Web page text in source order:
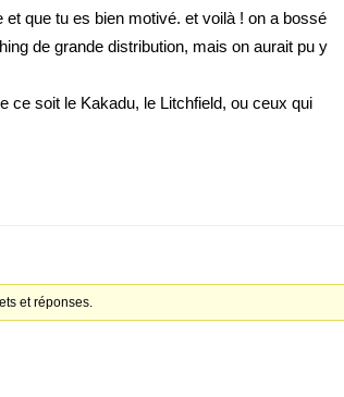
et que tu es bien motivé. et voilà ! on a bossé
de grande distribution, mais on aurait pu y
ce soit le Kakadu, le Litchfield, ou ceux qui
et réponses.